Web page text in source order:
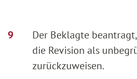
Der Beklagte beantragt,
die Revision als
zurückzuweisen.